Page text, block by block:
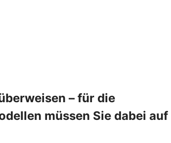
– für die
müssen Sie dabei auf